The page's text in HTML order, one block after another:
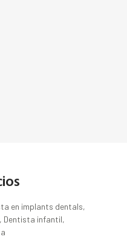
en implants dentals,
Dentista infantil,